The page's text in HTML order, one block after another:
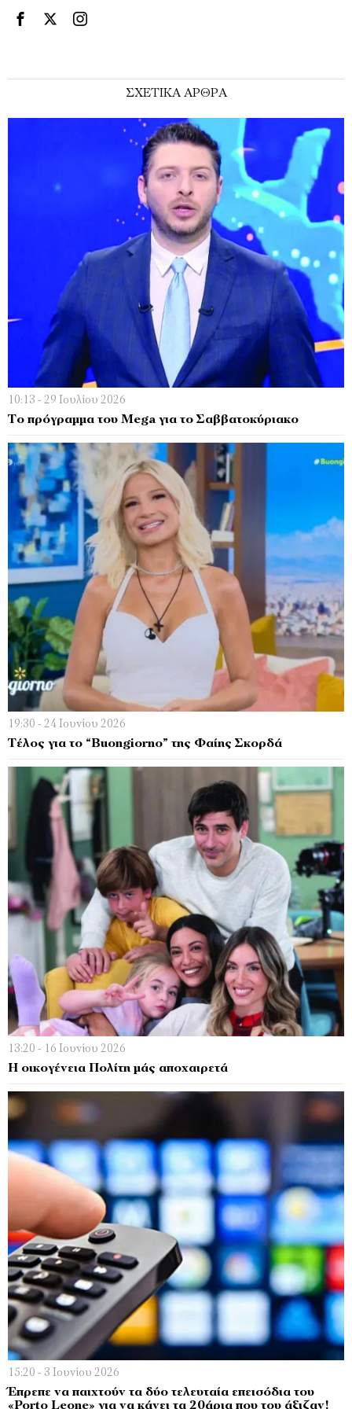
ΣΧΕΤΙΚΑ ΑΡΘΡΑ
10:13 - 29 Ιουλίου 2026
Το πρόγραμμα του Mega για το Σαββατοκύριακο
19:30 - 24 Ιουνίου 2026
Τέλος για το “Buongiorno” της Φαίης Σκορδά
13:20 - 16 Ιουνίου 2026
Η οικογένεια Πολίτη μάς αποχαιρετά
15:20 - 3 Ιουνίου 2026
Έπρεπε να παιχτούν τα δύο τελευταία επεισόδια του
«Porto Leone» για να κάνει τα 20άρια που του άξιζαν!